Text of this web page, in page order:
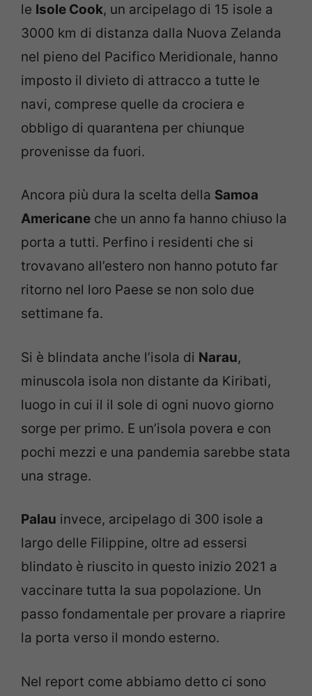
le Isole Cook, un arcipelago di 15 isole a
3000 km di distanza dalla Nuova Zelanda
nel pieno del Pacifico Meridionale, hanno
imposto il divieto di attracco a tutte le
navi, comprese quelle da crociera e
obbligo di quarantena per chiunque
provenisse da fuori.
Ancora più dura la scelta della Samoa
Americane che un anno fa hanno chiuso la
porta a tutti. Perfino i residenti che si
trovavano all’estero non hanno potuto far
ritorno nel loro Paese se non solo due
settimane fa.
Si è blindata anche l’isola di Narau,
minuscola isola non distante da Kiribati,
luogo in cui il il sole di ogni nuovo giorno
sorge per primo. E un’isola povera e con
pochi mezzi e una pandemia sarebbe stata
una strage.
Palau invece, arcipelago di 300 isole a
largo delle Filippine, oltre ad essersi
blindato è riuscito in questo inizio 2021 a
vaccinare tutta la sua popolazione. Un
passo fondamentale per provare a riaprire
la porta verso il mondo esterno.
Nel report come abbiamo detto ci sono